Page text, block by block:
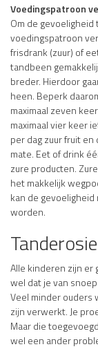
Voedingspatroon
Om de
voedingspatroon
frisdrank (zuur) of
tandbeen
breder. Hierdoor
heen. Beperk
maximaal zeven
maximaal vier keer
per dag zuur fruit
mate. Eet of drink
zure producten.
het makkelijk
kan de
worden.
Alle kinderen zijn er
wel dat je van
Veel minder ouders
zijn verwerkt. Je
Maar die
wel een ander